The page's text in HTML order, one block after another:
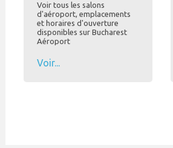
Voir tous les salons
d'aéroport, emplacements
et horaires d'ouverture
disponibles sur Bucharest
Aéroport
Voir...